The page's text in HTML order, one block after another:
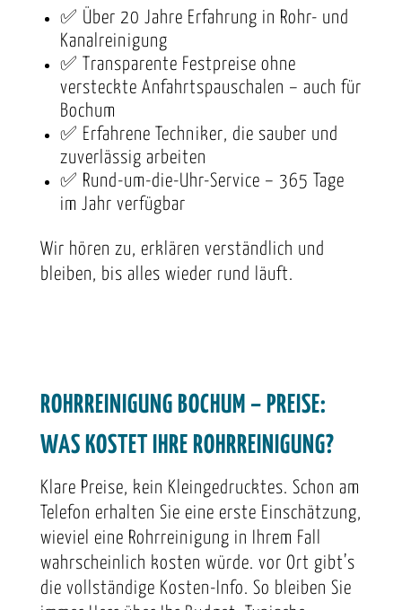
✅ Über 20 Jahre Erfahrung in Rohr- und
Kanalreinigung
✅ Transparente Festpreise ohne
versteckte Anfahrtspauschalen – auch für
Bochum
✅ Erfahrene Techniker, die sauber und
zuverlässig arbeiten
✅ Rund-um-die-Uhr-Service – 365 Tage
im Jahr verfügbar
Wir hören zu, erklären verständlich und
bleiben, bis alles wieder rund läuft.
ROHRREINIGUNG BOCHUM – PREISE:
WAS KOSTET IHRE ROHRREINIGUNG?
Klare Preise, kein Kleingedrucktes. Schon am
Telefon erhalten Sie eine erste Einschätzung,
wieviel eine Rohrreinigung in Ihrem Fall
wahrscheinlich kosten würde. vor Ort gibt’s
die vollständige Kosten-Info. So bleiben Sie